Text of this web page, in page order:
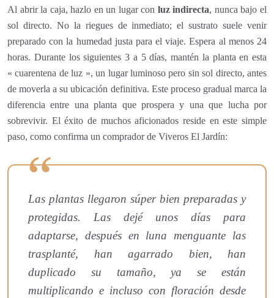
Al abrir la caja, hazlo en un lugar con luz indirecta, nunca bajo el
sol directo. No la riegues de inmediato; el sustrato suele venir
preparado con la humedad justa para el viaje. Espera al menos 24
horas. Durante los siguientes 3 a 5 días, mantén la planta en esta
« cuarentena de luz », un lugar luminoso pero sin sol directo, antes
de moverla a su ubicación definitiva. Este proceso gradual marca la
diferencia entre una planta que prospera y una que lucha por
sobrevivir. El éxito de muchos aficionados reside en este simple
paso, como confirma un comprador de Viveros El Jardín:
Las plantas llegaron súper bien preparadas y
protegidas. Las dejé unos días para
adaptarse, después en luna menguante las
trasplanté, han agarrado bien, han
duplicado su tamaño, ya se están
multiplicando e incluso con floración desde